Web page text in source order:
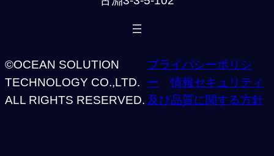
©OCEAN SOLUTION
TECHNOLOGY CO.,LTD.
ALL RIGHTS RESERVED.
プライバシーポリシ
ー
情報セキュリティ
及び品質に関する方針